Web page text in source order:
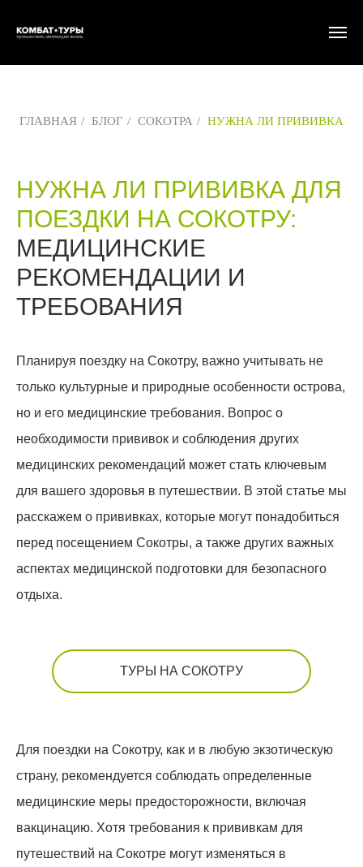
ГЛАВНАЯ / БЛОГ / СОКОТРА / НУЖНА ЛИ ПРИВИВКА
НУЖНА ЛИ ПРИВИВКА ДЛЯ
ПОЕЗДКИ НА СОКОТРУ:
МЕДИЦИНСКИЕ
РЕКОМЕНДАЦИИ И
ТРЕБОВАНИЯ
Планируя поездку на Сокотру, важно учитывать не
только культурные и природные особенности острова,
но и его медицинские требования. Вопрос о
необходимости прививок и соблюдения других
медицинских рекомендаций может стать ключевым
для вашего здоровья в путешествии. В этой статье мы
расскажем о прививках, которые могут понадобиться
перед посещением Сокотры, а также других важных
аспектах медицинской подготовки для безопасного
отдыха.
ТУРЫ НА СОКОТРУ
Для поездки на Сокотру, как и в любую экзотическую
страну, рекомендуется соблюдать определенные
медицинские меры предосторожности, включая
вакцинацию. Хотя требования к прививкам для
путешествий на Сокотре могут изменяться в